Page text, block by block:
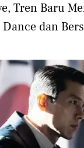
Tren Baru
Dance dan